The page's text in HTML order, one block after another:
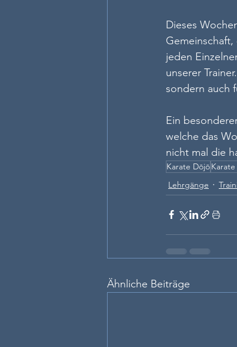
Dieses
jeden
unserer
sondern auch
Ein
welche das
nicht mal die
Karate Dōjō
Lehrgänge
Ähnliche Beiträge